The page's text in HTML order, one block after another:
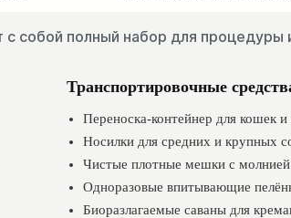
с собой полный набор для
Транспортировочные
Переноска-контейнер для кошек
Носилки для средних и крупных
Чистые плотные мешки с молнией
Одноразовые впитывающие
Биоразлагаемые саваны для